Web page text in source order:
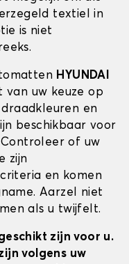
textiel in
is niet
HYUNDAI
van uw keuze op
en
beschikbaar voor
of uw
zijn
en komen
Aarzel niet
als u twijfelt.
zijn voor u.
volgens uw